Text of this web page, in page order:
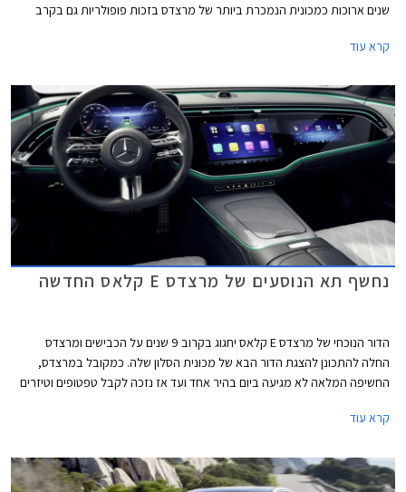
שנים ארוכות כמכונית הנמכרת ביותר של מרצדס בזכות פופולריות גם בקרב
חדש שיוצע גם עם יחידת הנעה חשמלית. אאודי לעומת זאת צפויה להחליף את
A6 בדור חדש שלא יוצע עוד עם מנועי בעירה פנימית.
קרא עוד
נחשף תא הנוסעים של מרצדס E קלאס החדשה
הדור הנוכחי של מרצדס E קלאס יחגוג בקרוב 9 שנים על הכבישים ומרצדס
החלה להתכונן להצגת הדור הבא של מכונית הסלון שלה. כמקובל במרצדס,
החשיפה המלאה לא מגיעה ביום בהיר אחד ועד אז נזכה לקבל טפטופים וטיזרים
קלאס ומשפחת דגמי הסלון של מרצדס עדיין מחזיקה בתואר הדגם הנמכר ביותר
המותג.
קרא עוד